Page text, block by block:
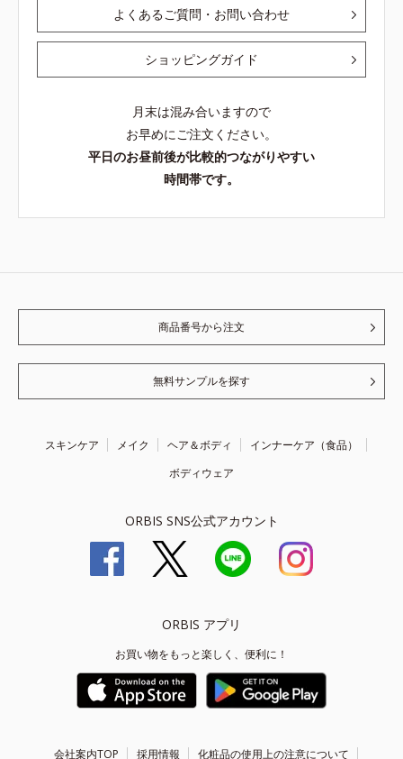
よくあるご質問・お問い合わせ
ショッピングガイド
月末は混み合いますので
お早めにご注文ください。
平日のお昼前後が比較的つながりやすい
時間帯です。
商品番号から注文
無料サンプルを探す
スキンケア メイク ヘア＆ボディ
インナーケア（食品）
ボディウェア
ORBIS SNS公式アカウント
ORBIS アプリ
お買い物をもっと楽しく、便利に！
会社案内TOP 採用情報 化粧品の使用上の注意について